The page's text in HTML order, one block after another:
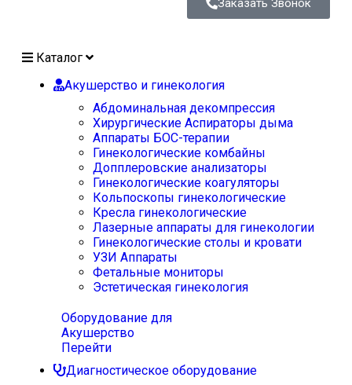
Заказать Звонок
Каталог
Акушерство и гинекология
Абдоминальная декомпрессия
Хирургические Аспираторы дыма
Аппараты БОС-терапии
Гинекологические комбайны
Допплеровские анализаторы
Гинекологические коагуляторы
Кольпоскопы гинекологические
Кресла гинекологические
Лазерные аппараты для гинекологии
Гинекологические столы и кровати
УЗИ Аппараты
Фетальные мониторы
Эстетическая гинекология
Оборудование для
Акушерство
Перейти
Диагностическое оборудование